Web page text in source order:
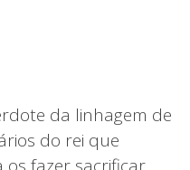
da linhagem de
do rei que
fazer sacrificar.